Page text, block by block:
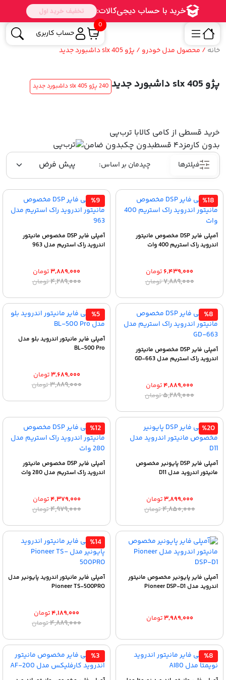
0
حساب کاربری
خانه / محصول مدل خودرو / پژو 405 slx داشبورد جدید
پژو 405 slx داشبورد جدید 240 پژو 405 slx داشبورد جدید
خرید قسطی از کامی کالابا ترب‌پی
بدون کارمزد۴ قسط بدون چکبدون ضامن
فیلترها
%18
آمپلی فایر DSP مخصوص مانیتور
اندروید راک استریم 400 وات
۷,۸۸۹,۰۰۰تومانقیمت
۷,۸۸۹,۰۰۰ تومان
بود.
۶,۴۳۹,۰۰۰ تومان
قیمت
۶,۴۳۹,۰۰۰ تومان.
%9
آمپلی فایر DSP مخصوص مانیتور
اندروید راک استریم مدل 963
۴,۲۸۹,۰۰۰تومانقیمت
۴,۲۸۹,۰۰۰ تومان
بود.
۳,۸۸۹,۰۰۰تومان
قیمت
۳,۸۸۹,۰۰۰ تومان.
%8
آمپلی فایر DSP مخصوص مانیتور
اندروید راک استریم مدل GD-663
۵,۲۸۹,۰۰۰تومانقیمت
۵,۲۸۹,۰۰۰ تومان
بود.
۴,۸۸۹,۰۰۰تومان
قیمت
۴,۸۸۹,۰۰۰ تومان.
%5
آمپلی فایر مانیتور اندروید بلو مدل
BL-500 Pro
۳,۸۸۹,۰۰۰تومانقیمت
۳,۸۸۹,۰۰۰ تومان
۳,۶۸۹,۰۰۰تومان
قیمت
۳,۶۸۹,۰۰۰ تومان.
%20
آمپلی فایر DSP پایونیر مخصوص
مانیتور اندروید مدل D11
۴,۸۵۰,۰۰۰تومانقیمت
۴,۸۵۰,۰۰۰ تومان
بود.
۳,۸۹۹,۰۰۰تومان
قیمت
۳,۸۹۹,۰۰۰ تومان.
%12
آمپلی فایر DSP مخصوص مانیتور
اندروید راک استریم مدل 280 وات
۴,۹۷۹,۰۰۰تومانقیمت
۴,۹۷۹,۰۰۰ تومان
بود.
۴,۳۷۹,۰۰۰تومان
قیمت
۴,۳۷۹,۰۰۰ تومان.
آمپلی فایر پایونیر مخصوص مانیتور
اندروید مدل Pioneer DSP-D1
۳,۹۸۹,۰۰۰تومان
%14
آمپلی فایر مانیتور اندروید پایونیر مدل
Pioneer TS-500PRO
۴,۸۸۹,۰۰۰تومانقیمت
۴,۸۸۹,۰۰۰ تومان
بود.
۴,۱۸۹,۰۰۰تومان
قیمت
۴,۱۸۹,۰۰۰ تومان.
%8
%3